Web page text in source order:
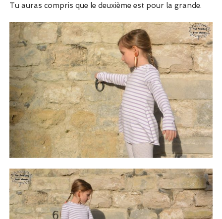
Tu auras compris que le deuxième est pour la grande.